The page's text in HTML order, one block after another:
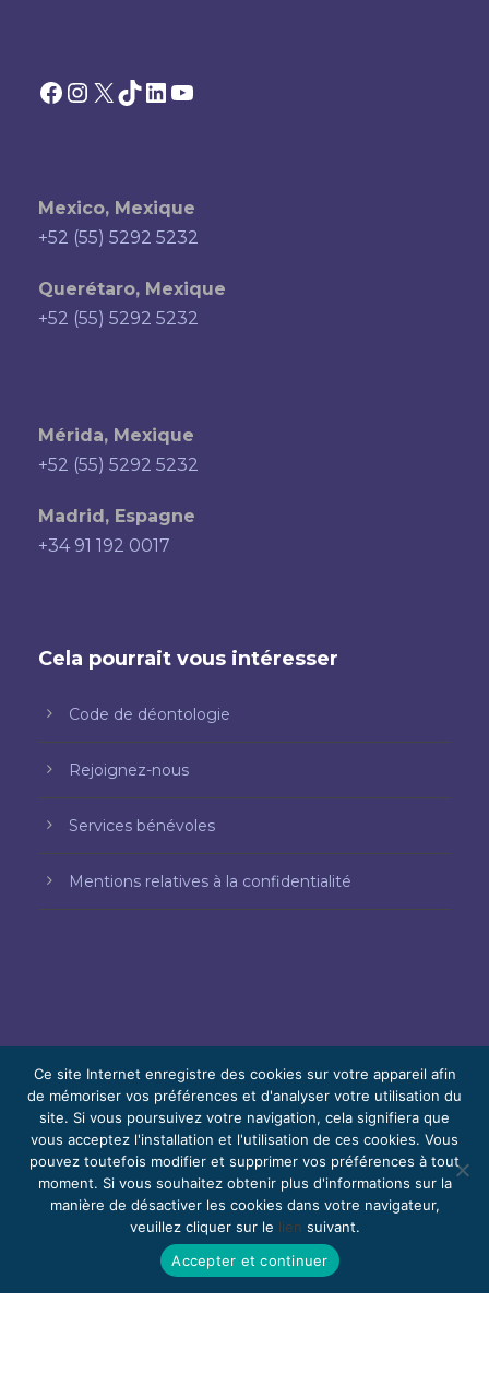
Facebook Instagram X TikTok LinkedIn YouTube
Mexico, Mexique
+52 (55) 5292 5232
Querétaro, Mexique
+52 (55) 5292 5232
Mérida, Mexique
+52 (55) 5292 5232
Madrid, Espagne
+34 91 192 0017
Cela pourrait vous intéresser
Code de déontologie
Rejoignez-nous
Services bénévoles
Mentions relatives à la confidentialité
© 2026 Bello, Gallardo, Bonequi et García,
S.C.
Contenu traduit automatiquement. La
précision peut varier selon la langue.
Bénévolat
Rejoignez-nous Webmail
Ce site Internet enregistre des cookies sur votre appareil afin
de mémoriser vos préférences et d'analyser votre utilisation du
site. Si vous poursuivez votre navigation, cela signifiera que
vous acceptez l'installation et l'utilisation de ces cookies. Vous
pouvez toutefois modifier et supprimer vos préférences à tout
moment. Si vous souhaitez obtenir plus d'informations sur la
manière de désactiver les cookies dans votre navigateur,
veuillez cliquer sur le lien suivant.
Accepter et continuer